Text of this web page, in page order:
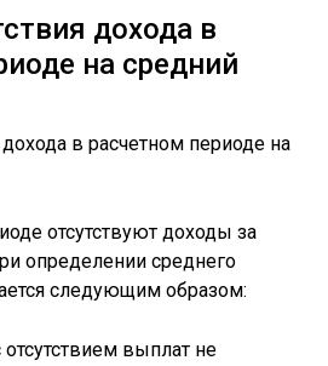
дохода в
на средний
отсутствуют доходы за
определении среднего
следующим образом:
выплат не